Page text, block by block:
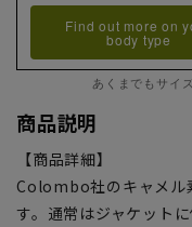
Find out more on
body type
あくまでもサイ
商品説明
【商品詳細】
Colombo社のキャメル
す。通常はジャケット